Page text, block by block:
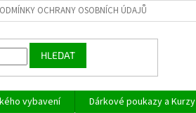
OCHRANY OSOBNÍCH ÚDAJŮ
HLEDAT
vybavení Dárkové poukazy a Kurzy